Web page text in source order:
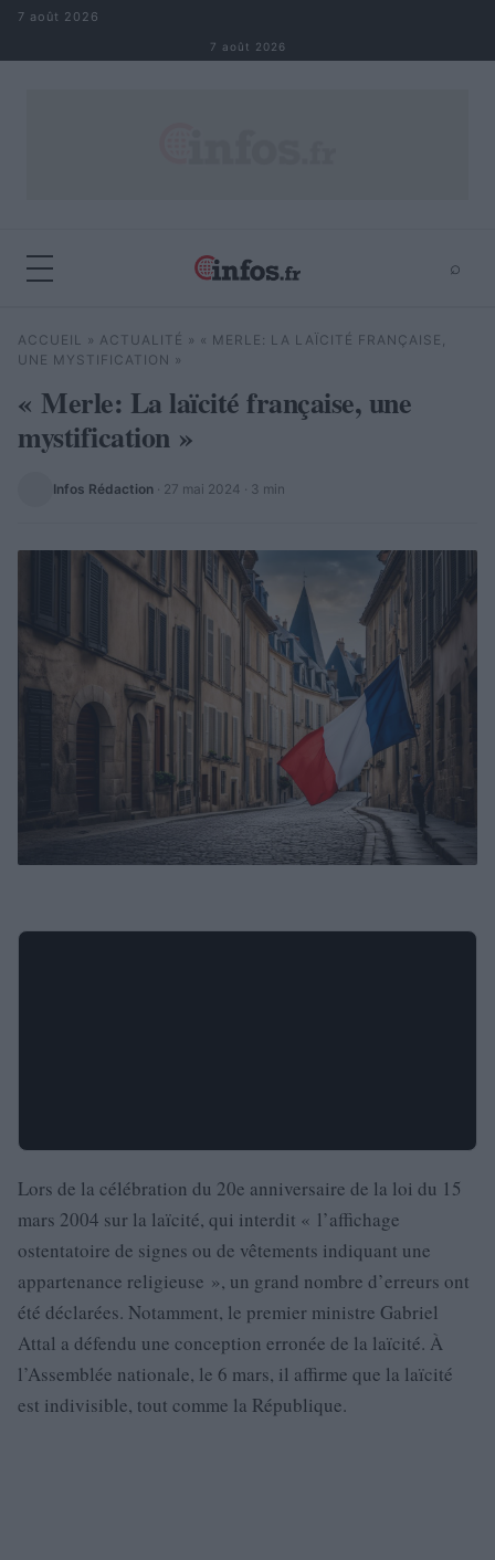
Aller au contenu
7 août 2026
7 août 2026
⌕
Rechercher ⌕
ACCUEIL » ACTUALITÉ » « MERLE: LA LAÏCITÉ FRANÇAISE,
UNE MYSTIFICATION »
« Merle: La laïcité française, une
mystification »
Infos Rédaction · 27 mai 2024 · 3 min
Lors de la célébration du 20e anniversaire de la loi du 15
mars 2004 sur la laïcité, qui interdit « l’affichage
ostentatoire de signes ou de vêtements indiquant une
appartenance religieuse », un grand nombre d’erreurs ont
été déclarées. Notamment, le premier ministre Gabriel
Attal a défendu une conception erronée de la laïcité. À
l’Assemblée nationale, le 6 mars, il affirme que la laïcité
est indivisible, tout comme la République.